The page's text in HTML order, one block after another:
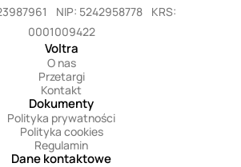
NIP: 5242958778
KRS:
0001009422
Voltra
O nas
Przetargi
Kontakt
Dokumenty
Polityka prywatności
Polityka cookies
Regulamin
Dane kontaktowe